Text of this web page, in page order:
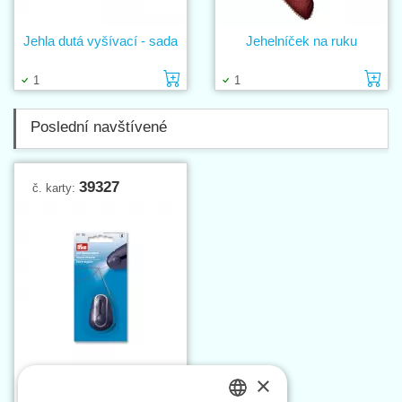
1 Vložit do košíku
Jehla dutá vyšívací - sada
1
Jehelníček na ruku
Poslední navštívené
č. karty: 39327
×